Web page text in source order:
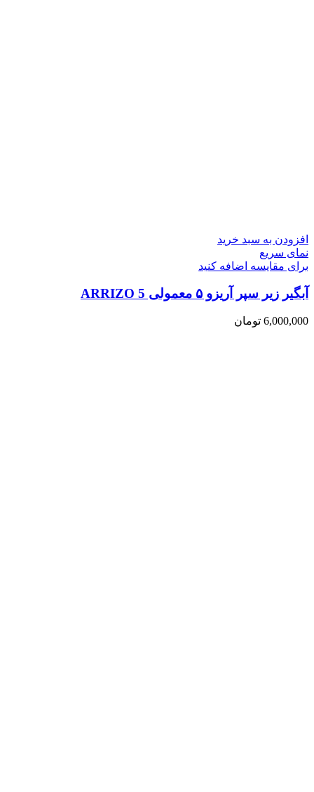
افزودن به سبد خرید
نمای سریع
برای مقایسه اضافه کنید
آبگیر زیر سپر آریزو ۵ معمولی ARRIZO 5
6,000,000 تومان